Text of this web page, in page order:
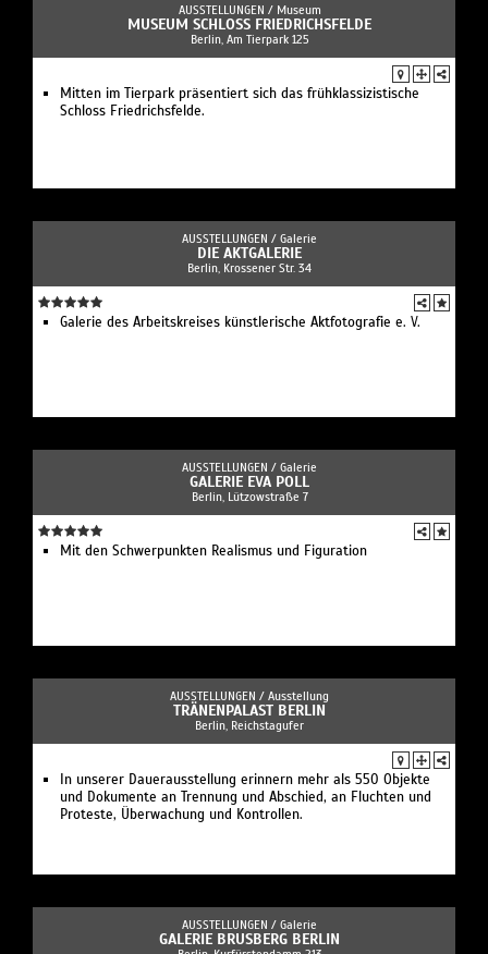
AUSSTELLUNGEN / Museum
MUSEUM SCHLOSS FRIEDRICHSFELDE
Berlin, Am Tierpark 125
Mitten im Tierpark präsentiert sich das frühklassizistische
Schloss Friedrichsfelde.
AUSSTELLUNGEN / Galerie
DIE AKTGALERIE
Berlin, Krossener Str. 34
Galerie des Arbeitskreises künstlerische Aktfotografie e. V.
AUSSTELLUNGEN / Galerie
GALERIE EVA POLL
Berlin, Lützowstraße 7
Mit den Schwerpunkten Realismus und Figuration
AUSSTELLUNGEN / Ausstellung
TRÄNENPALAST BERLIN
Berlin, Reichstagufer
In unserer Dauerausstellung erinnern mehr als 550 Objekte
und Dokumente an Trennung und Abschied, an Fluchten und
Proteste, Überwachung und Kontrollen.
AUSSTELLUNGEN / Galerie
GALERIE BRUSBERG BERLIN